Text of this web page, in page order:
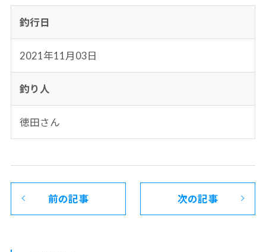
釣行日
2021年11月03日
釣り人
徳田さん
前の記事 次の記事